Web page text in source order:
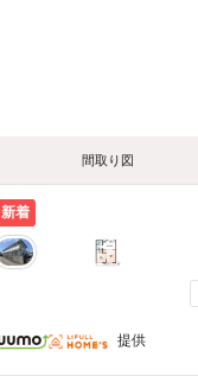
間取り図
新着
提供